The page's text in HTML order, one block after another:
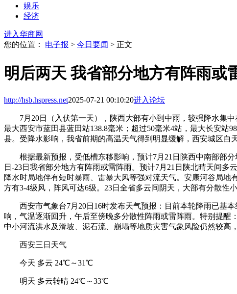
娱乐
经济
进入华商网
您的位置： 电子报 > 今日要闻 > 正文
明后两天 我省部分地方有阵雨或
http://hsb.hspress.net2025-07-21 00:10:20进入论坛
7月20日（入伏第一天），陕西大部有小到中雨，较强降水集
最大西安市蓝田县蓝田站138.8毫米；超过50毫米4站，最大长安站
县。受降水影响，我省前期的高温天气得到明显缓解，西安城区白
根据最新预报，受低槽东移影响，预计7月21日陕西中南部部
日-23日我省部分地方有阵雨或雷阵雨。预计7月21日陕北晴天间
降水时局地伴有短时暴雨、雷暴大风等强对流天气。安康河谷局
方有3-4级风，阵风可达6级。23日全省多云间阴天，大部有分散性
西安市气象台7月20日16时发布天气预报：目前本轮降雨已基
响，气温逐渐回升，午后至傍晚多分散性阵雨或雷阵雨。特别提醒
中小河流洪水及滑坡、泥石流、崩塌等地质灾害气象风险仍然较高
西安三日天气
今天 多云 24℃～31℃
明天 多云转晴 24℃～33℃